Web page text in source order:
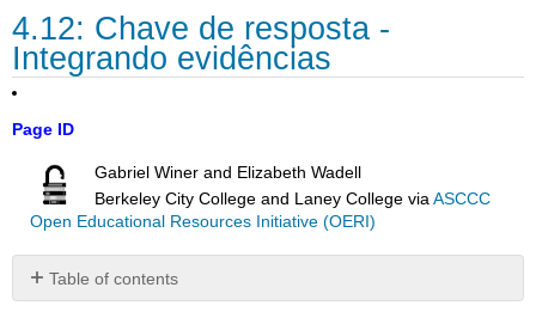
4.12: Chave de resposta -
Integrando evidências
Page ID
Gabriel Winer and Elizabeth Wadell
Berkeley City College and Laney College viaASCCC
Open Educational Resources Initiative (OERI)
Table of contents